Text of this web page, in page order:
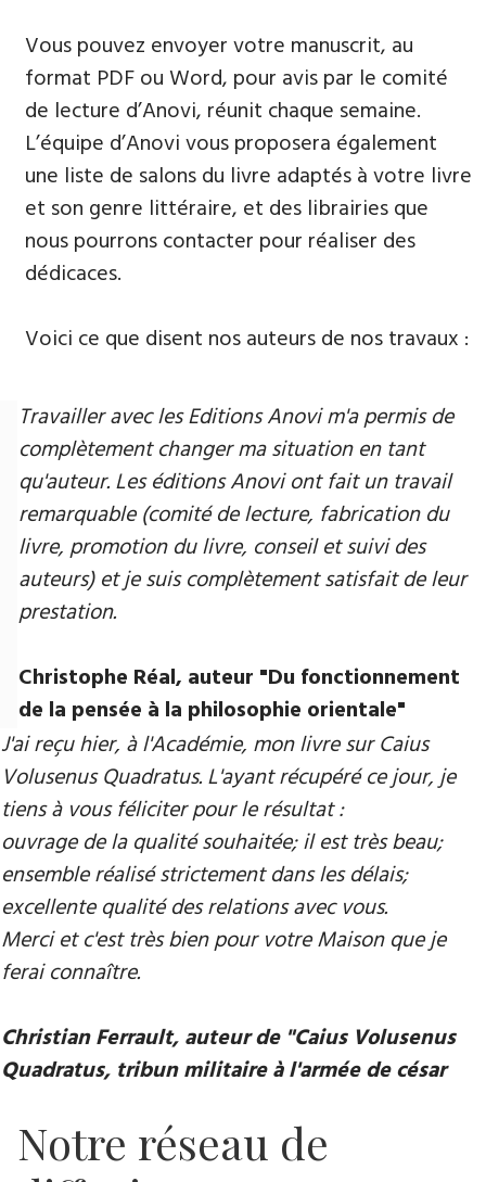
Vous pouvez envoyer votre manuscrit, au
format PDF ou Word, pour avis par le comité
de lecture d’Anovi, réunit chaque semaine.
L’équipe d’Anovi vous proposera également
une liste de salons du livre adaptés à votre livre
et son genre littéraire, et des librairies que
nous pourrons contacter pour réaliser des
dédicaces.
Voici ce que disent nos auteurs de nos travaux :
Travailler avec les Editions Anovi m'a permis de
complètement changer ma situation en tant
qu'auteur. Les éditions Anovi ont fait un travail
remarquable (comité de lecture, fabrication du
livre, promotion du livre, conseil et suivi des
auteurs) et je suis complètement satisfait de leur
prestation.
Christophe Réal, auteur ​"Du fonctionnement
de la pensée à la philosophie orientale"
J'ai reçu hier, à l'Académie, mon livre sur Caius
Volusenus Quadratus. L'ayant récupéré ce jour, je
tiens à vous féliciter pour le résultat :
ouvrage de la qualité souhaitée; il est très beau;
ensemble réalisé strictement dans les délais;
excellente qualité des relations avec vous.
Merci et c'est très bien pour votre Maison que je
ferai connaître.
Christian Ferrault, auteur de "Caius Volusenus
Quadratus, tribun militaire à l'armée de césar
Notre réseau de